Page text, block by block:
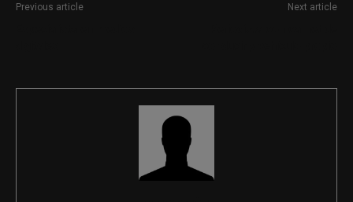
Previous article Next article